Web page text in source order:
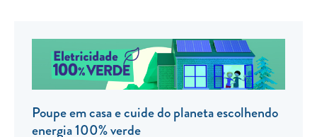
Documentos úteis
Política de privacidade
Clientes com necessidades especiais
Poupe em casa e cuide do planeta escolhendo
energia 100% verde